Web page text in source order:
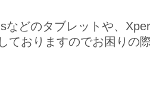
などのタブレットや、
ておりますのでお困りの